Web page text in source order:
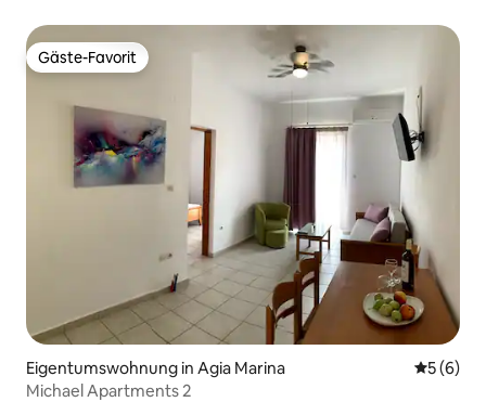
Gäste-Favorit
Gäste-Favorit
Eigentumswohnung in Agia Marina
5 (6)
Michael Apartments 2